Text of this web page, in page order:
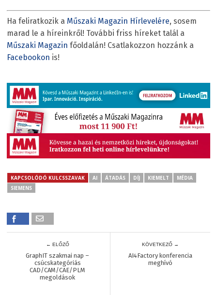
Ha feliratkozik a Műszaki Magazin Hírlevelére, sosem
marad le a híreinkről! További friss híreket talál a
Műszaki Magazin főoldalán! Csatlakozzon hozzánk a
Facebookon is!
KAPCSOLÓDÓ KULCSSZAVAK AI ÁTADÁS DÍJ KIEMELT
MÉDIA
SIEMENS
← ELŐZŐ
GraphIT szakmai nap –
csúcskategóriás
CAD/CAM/CAE/PLM
megoldások
KÖVETKEZŐ →
AI4Factory konferencia
meghívó